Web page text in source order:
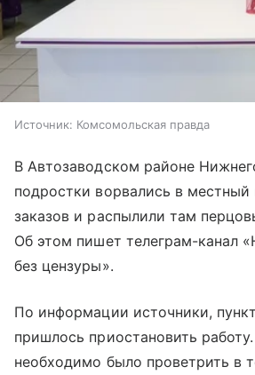
Источник: Комсомольская правда
В Автозаводском районе
подростки ворвались в местный
заказов и распылили там
Об этом пишет телеграм-канал
без цензуры».
По информации источники,
пришлось приостановить
необходимо было проветрить в